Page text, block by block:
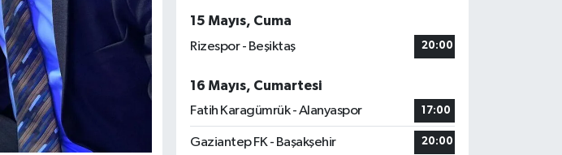
15 Mayıs, Cuma
Rizespor - Beşiktaş
20:00
16 Mayıs, Cumartesi
Fatih Karagümrük - Alanyaspor
17:00
Gaziantep FK - Başakşehir 20:00